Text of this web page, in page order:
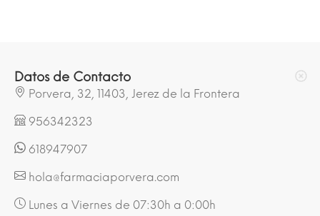
Datos de Contacto
Porvera, 32, 11403, Jerez de la Frontera
956342323
618947907
hola@farmaciaporvera.com
Lunes a Viernes de 07:30h a 0:00h